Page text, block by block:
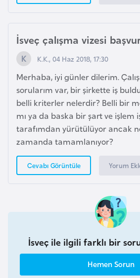
İsveç çalışma vizesi
K.K., 04 Haz 2018, 17:30
Merhaba, iyi günler dilerim.
sorularım var, bir şirkette iş
belli kriterler nelerdir? Belli bir
mı ya da baska bir șart ve işlem
tarafımdan yürütülüyor ancak
zamanda tamamlanıyor?
Cevabı Görüntüle Yorum
İsveç ile ilgili farklı bir
Hemen Sorun
k
i
n
a
F
a
s
o
Ç
a
d
Ç
m